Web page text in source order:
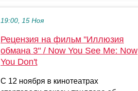
19:00, 15 Ноя
Рецензия на фильм "Иллюзия
обмана 3" / Now You See Me: Now
You Don't
С 12 ноября в кинотеатрах